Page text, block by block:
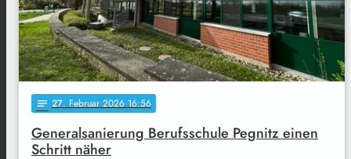
notes 27. Februar 2026 16:56
Generalsanierung Berufsschule Pegnitz einen
Schritt näher